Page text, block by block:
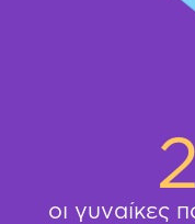
οι γυναίκες